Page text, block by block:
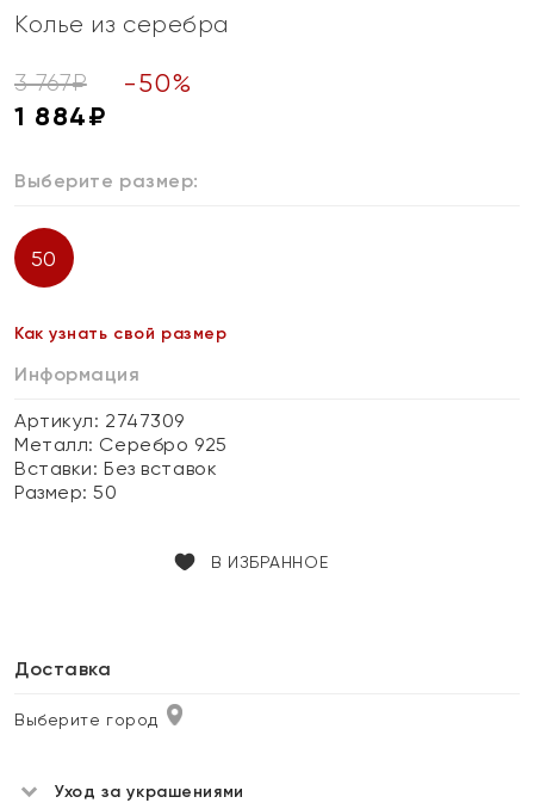
Колье из серебра
3 767₽ -50%
1 884₽
Выберите размер:
50
Как узнать свой размер
Информация
Артикул: 2747309
Металл: Серебро 925
Вставки:Без вставок
Размер:50
В ИЗБРАННОЕ
Доставка
Выберите город
Уход за украшениями